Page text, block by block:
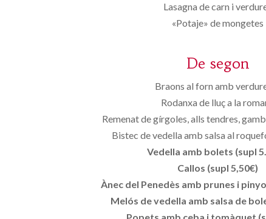
Lasagna de carn i
«Potaje» de mongetes
De segon
Braons al forn amb
Rodanxa de lluç a la
Remenat de gírgoles, alls tendres,
Bistec de vedella amb salsa al
Vedella amb bolets (supl
Callos (supl 5,50€)
Ànec del Penedès amb prunes i
Melós de vedella amb salsa de